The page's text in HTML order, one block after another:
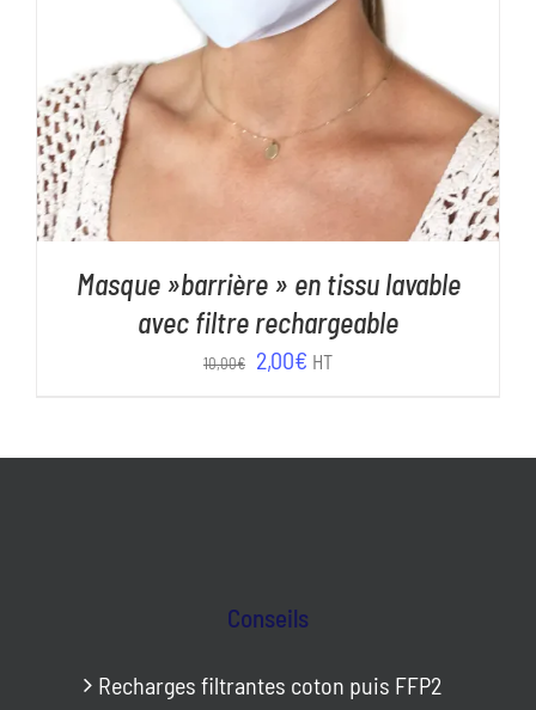
Masque »barrière » en tissu lavable
avec filtre rechargeable
10,00€
Le
était :
2,00€ Le
est :
HT
Conseils
Recharges filtrantes coton puis FFP2